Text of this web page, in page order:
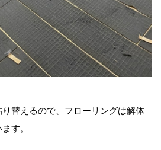
替えるので、フローリングは解体
す。